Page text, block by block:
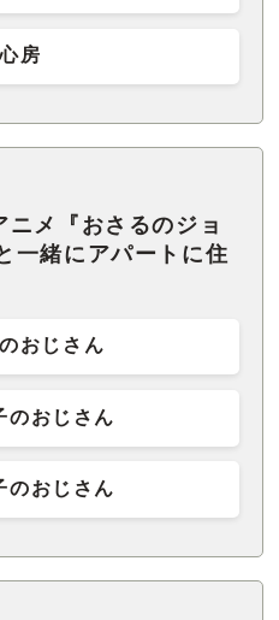
房
ニメ『おさるのジョ
一緒にアパートに住
おじさん
のおじさん
のおじさん